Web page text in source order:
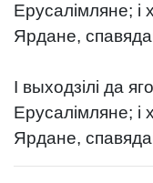
Ерусалімляне; і
Ярдане,
І выходзілі да
Ерусалімляне; і
Ярдане,